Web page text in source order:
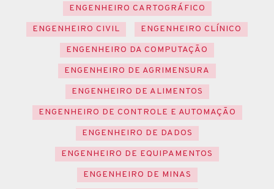
ENGENHEIRO CARTOGRÁFICO
ENGENHEIRO CIVIL
ENGENHEIRO CLÍNICO
ENGENHEIRO DA COMPUTAÇÃO
ENGENHEIRO DE AGRIMENSURA
ENGENHEIRO DE ALIMENTOS
ENGENHEIRO DE CONTROLE E AUTOMAÇÃO
ENGENHEIRO DE DADOS
ENGENHEIRO DE EQUIPAMENTOS
ENGENHEIRO DE MINAS